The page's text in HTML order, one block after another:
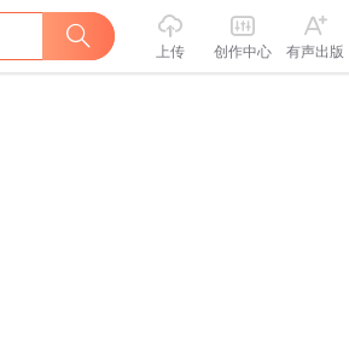
上传 创作中心 有声出版